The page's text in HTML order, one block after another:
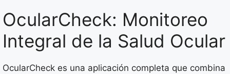
OcularCheck: Monitoreo
Integral de la Salud Ocular
OcularCheck es una aplicación completa que combina